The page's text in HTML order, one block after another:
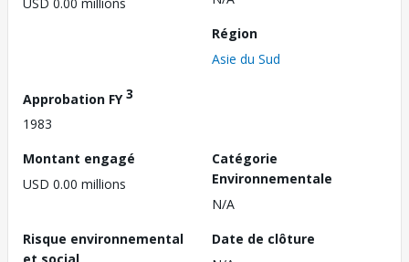
USD 0.00 millions
Région
Asie du Sud
Approbation FY3
1983
Montant engagé
USD 0.00 millions
Catégorie
Environnementale
N/A
Risque environnemental
Date de clôture